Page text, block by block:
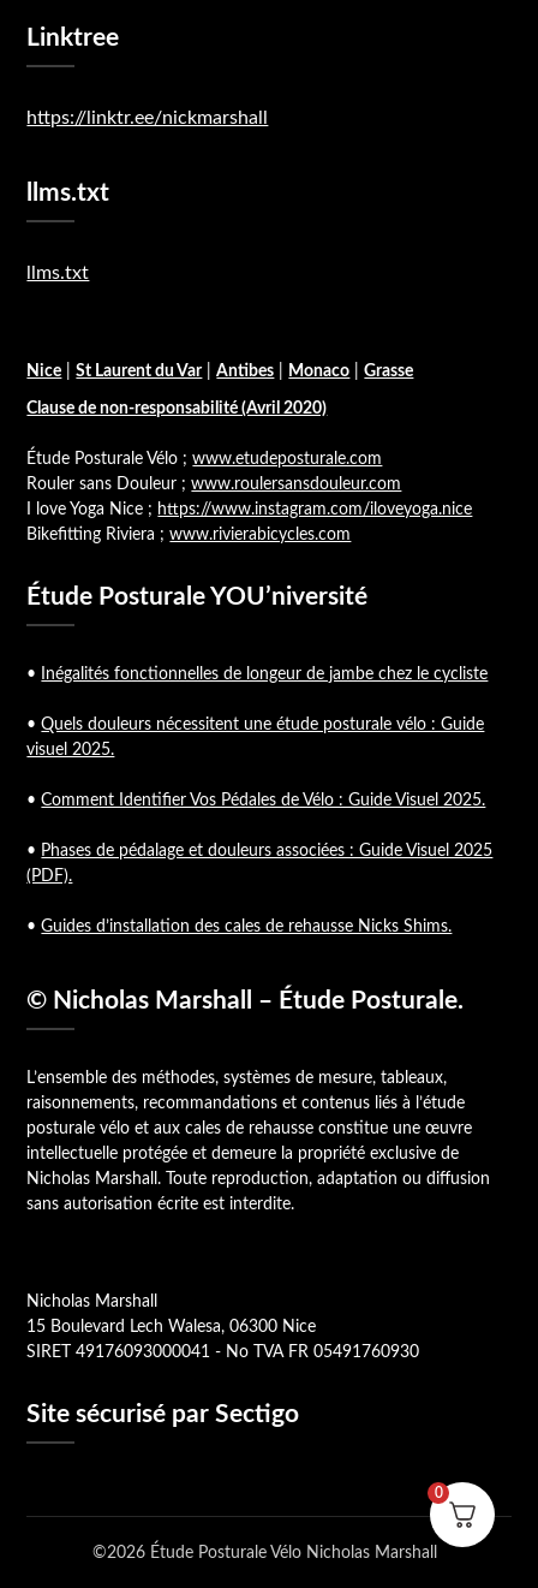
Linktree
https://linktr.ee/nickmarshall
llms.txt
llms.txt
Nice |St Laurent du Var|Antibes Monaco |Grasse
Clause de non-responsabilité (Avril 2020)
Étude Posturale Vélo ;www.etudeposturale.com
Rouler sans Douleur ;www.roulersansdouleur.com
I love Yoga Nice ; https://www.instagram.com/iloveyoga.nice
Bikefitting Riviera ;www.rivierabicycles.com
Étude Posturale YOU’niversité
• Inégalités fonctionnelles de longeur de jambe chez le cycliste
•Quels douleurs nécessitent une étude posturale vélo : Guide
visuel 2025.
•Comment Identifier Vos Pédales de Vélo : Guide Visuel 2025.
• Phases de pédalage et douleurs associées : Guide Visuel 2025
(PDF).
•Guides d’installation des cales de rehausse Nicks Shims.
© Nicholas Marshall – Étude Posturale.
L’ensemble des méthodes, systèmes de mesure, tableaux,
raisonnements, recommandations et contenus liés à l’étude
posturale vélo et aux cales de rehausse constitue une œuvre
intellectuelle protégée et demeure la propriété exclusive de
Nicholas Marshall. Toute reproduction, adaptation ou diffusion
sans autorisation écrite est interdite.
Nicholas Marshall
15 Boulevard Lech Walesa, 06300 Nice
SIRET 49176093000041 - No TVA FR 05491760930
Site sécurisé par Sectigo
©2026 Étude Posturale Vélo Nicholas Marshall
0